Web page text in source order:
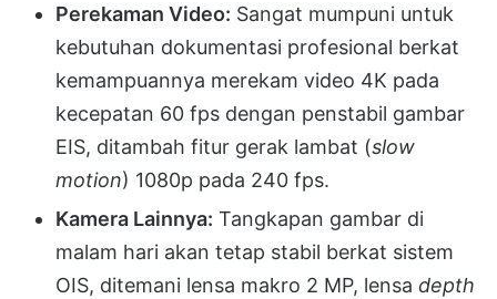
Perekaman Video: Sangat mumpuni untuk
kebutuhan dokumentasi profesional berkat
kemampuannya merekam video 4K pada
kecepatan 60 fps dengan penstabil gambar
EIS, ditambah fitur gerak lambat (slow
motion) 1080p pada 240 fps.
Kamera Lainnya: Tangkapan gambar di
malam hari akan tetap stabil berkat sistem
OIS, ditemani lensa makro 2 MP, lensa depth